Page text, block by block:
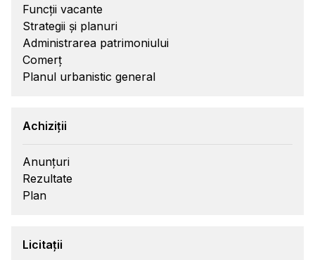
Funcții vacante
Strategii și planuri
Administrarea patrimoniului
Comerț
Planul urbanistic general
Achiziții
Anunțuri
Rezultate
Plan
Licitații